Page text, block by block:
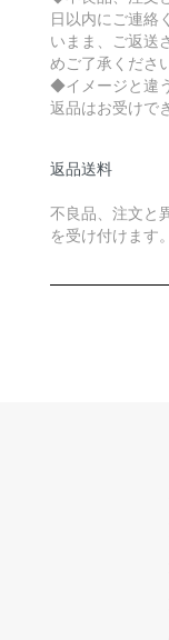
日以内にご連絡
いまま、ご返送
めご了承ください
◆イメージと違
返品はお受けで
返品送料
不良品、注文と
を受け付けます